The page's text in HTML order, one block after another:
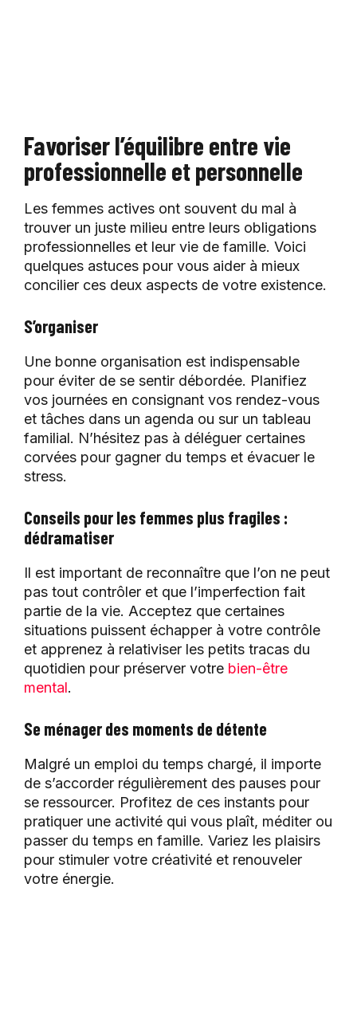
Favoriser l’équilibre entre vie
professionnelle et personnelle
Les femmes actives ont souvent du mal à
trouver un juste milieu entre leurs obligations
professionnelles et leur vie de famille. Voici
quelques astuces pour vous aider à mieux
concilier ces deux aspects de votre existence.
S’organiser
Une bonne organisation est indispensable
pour éviter de se sentir débordée. Planifiez
vos journées en consignant vos rendez-vous
et tâches dans un agenda ou sur un tableau
familial. N’hésitez pas à déléguer certaines
corvées pour gagner du temps et évacuer le
stress.
Conseils pour les femmes plus fragiles :
dédramatiser
Il est important de reconnaître que l’on ne peut
pas tout contrôler et que l’imperfection fait
partie de la vie. Acceptez que certaines
situations puissent échapper à votre contrôle
et apprenez à relativiser les petits tracas du
quotidien pour préserver votre bien-être
mental.
Se ménager des moments de détente
Malgré un emploi du temps chargé, il importe
de s’accorder régulièrement des pauses pour
se ressourcer. Profitez de ces instants pour
pratiquer une activité qui vous plaît, méditer ou
passer du temps en famille. Variez les plaisirs
pour stimuler votre créativité et renouveler
votre énergie.